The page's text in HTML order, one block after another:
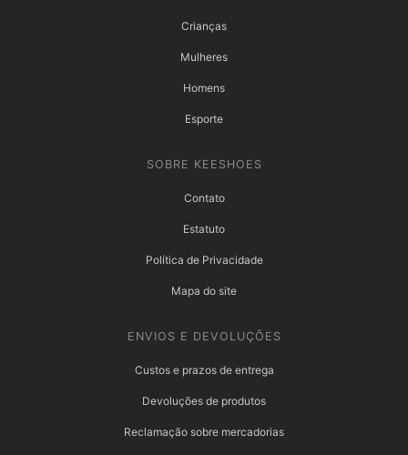
Crianças
Mulheres
Homens
Esporte
SOBRE KEESHOES
Contato
Estatuto
Política de Privacidade
Mapa do site
ENVIOS E DEVOLUÇÕES
Custos e prazos de entrega
Devoluções de produtos
Reclamação sobre mercadorias